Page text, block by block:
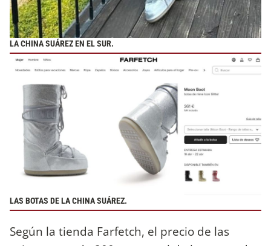
LA CHINA SUÁREZ EN EL SUR.
LAS BOTAS DE LA CHINA SUÁREZ.
Según la tienda Farfetch, el precio de las